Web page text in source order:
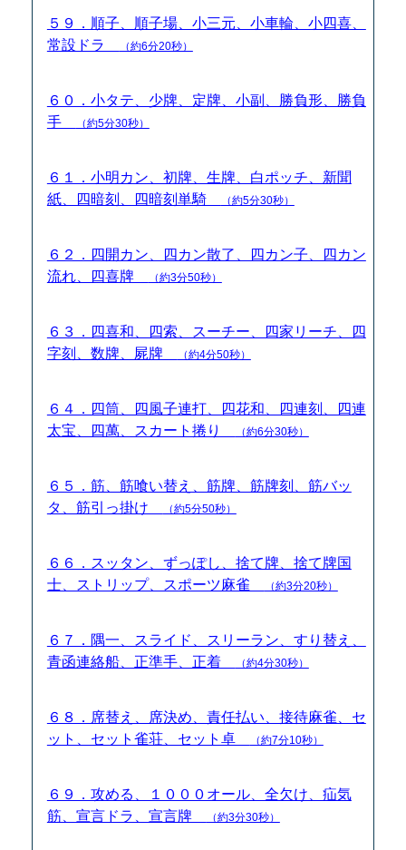
５９．順子、順子場、小三元、小車輪、小四喜、
常設ドラ
（約6分20秒）
６０．小タテ、少牌、定牌、小副、勝負形、勝負
手
（約5分30秒）
６１．小明カン、初牌、生牌、白ポッチ、新聞
紙、四暗刻、四暗刻単騎
（約5分30秒）
６２．四開カン、四カン散了、四カン子、四カン
流れ、四喜牌
（約3分50秒）
６３．四喜和、四索、スーチー、四家リーチ、四
字刻、数牌、屍牌
（約4分50秒）
６４．四筒、四風子連打、四花和、四連刻、四連
太宝、四萬、スカート捲り
（約6分30秒）
６５．筋、筋喰い替え、筋牌、筋牌刻、筋バッ
タ、筋引っ掛け
（約5分50秒）
６６．スッタン、ずっぽし、捨て牌、捨て牌国
士、ストリップ、スポーツ麻雀
（約3分20秒）
６７．隅一、スライド、スリーラン、すり替え、
青函連絡船、正準手、正着
（約4分30秒）
６８．席替え、席決め、責任払い、接待麻雀、セ
ット、セット雀荘、セット卓
（約7分10秒）
６９．攻める、１０００オール、全欠け、疝気
筋、宣言ドラ、宣言牌
（約3分30秒）